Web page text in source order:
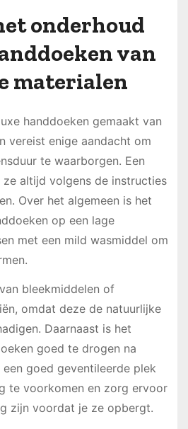
onderhoud
van
materialen
handdoeken gemaakt van
vereist enige aandacht om
te waarborgen. Een
altijd volgens de instructies
Over het algemeen is het
op een lage
met een mild wasmiddel om
bleekmiddelen of
omdat deze de natuurlijke
Daarnaast is het
goed te drogen na
goed geventileerde plek
te voorkomen en zorg ervoor
zijn voordat je ze opbergt.